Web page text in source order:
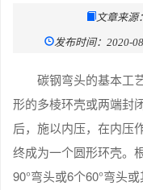
文章来源
发布时间：2020-
碳钢弯头的基本工
形的多棱环壳或两端封
后，施以内压，在内压
终成为一个圆形环壳。
90°弯头或6个60°弯头